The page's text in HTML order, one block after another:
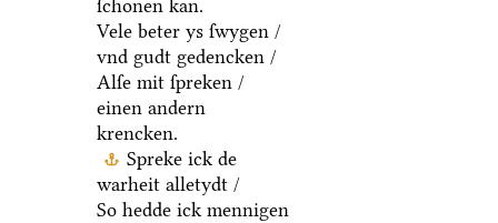
ſchonen kan.
Vele beter ys ſwygen /
vnd gudt gedencken /
Alſe mit ſpreken /
einen andern
krencken.
Spreke ick de
warheit alletydt /
So hedde ick mennigen